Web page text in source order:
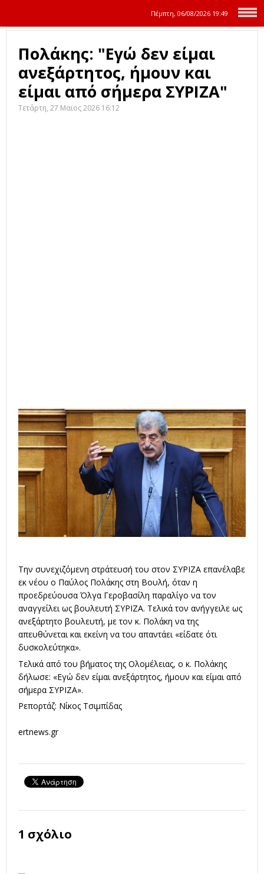
Πέμπτη, 06/08/2026 19:49
Πολάκης: "Εγώ δεν είμαι
ανεξάρτητος, ήμουν και
είμαι από σήμερα ΣΥΡΙΖΑ"
Τετάρτη, 27 Μαϊος 2026 16:12
Την συνεχιζόμενη στράτευσή του στον ΣΥΡΙΖΑ επανέλαβε
εκ νέου ο Παύλος Πολάκης στη Βουλή, όταν η
προεδρεύουσα Όλγα Γεροβασίλη παραλίγο να τον
αναγγείλει ως βουλευτή ΣΥΡΙΖΑ. Τελικά τον ανήγγειλε ως
ανεξάρτητο βουλευτή, με τον κ. Πολάκη να της
απευθύνεται και εκείνη να του απαντάει «είδατε ότι
δυσκολεύτηκα».
Τελικά από του βήματος της Ολομέλειας, ο κ. Πολάκης
δήλωσε: «Εγώ δεν είμαι ανεξάρτητος, ήμουν και είμαι από
σήμερα ΣΥΡΙΖΑ».
Ρεπορτάζ: Νίκος Τσιμπίδας
ertnews.gr
1 σχόλιο